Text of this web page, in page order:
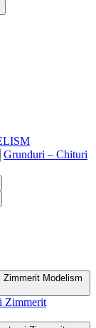
Grunduri – Chituri
Zimmerit Modelism
Zimmerit